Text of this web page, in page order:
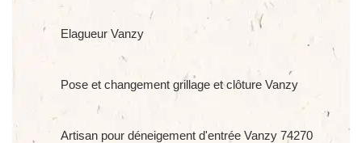
Elagueur Vanzy
Pose et changement grillage et clôture Vanzy
Artisan pour déneigement d'entrée Vanzy 74270